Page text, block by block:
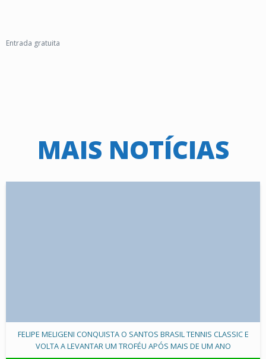
Entrada gratuita
MAIS NOTÍCIAS
FELIPE MELIGENI CONQUISTA O SANTOS BRASIL TENNIS CLASSIC E
VOLTA A LEVANTAR UM TROFÉU APÓS MAIS DE UM ANO